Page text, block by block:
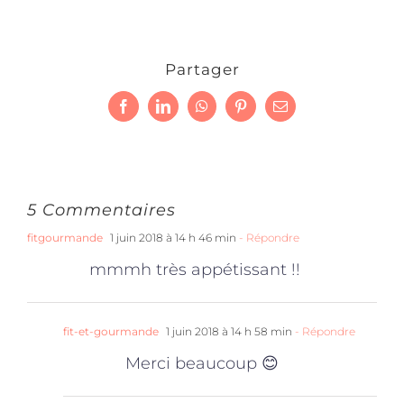
Partager
FacebookLinkedInWhatsAppPinterestEmail
5 Commentaires
fitgourmande 1 juin 2018 à 14 h 46 min - Répondre
mmmh très appétissant !!
fit-et-gourmande 1 juin 2018 à 14 h 58 min - Répondre
Merci beaucoup 😊